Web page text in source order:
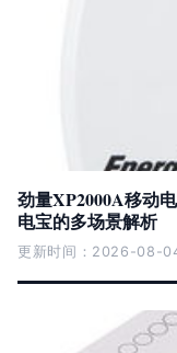
劲量XP2000A移动
电宝的多场景解析
更新时间：2026-08-